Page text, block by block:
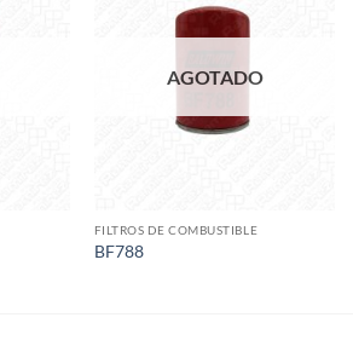
AGOTADO
FILTROS DE COMBUSTIBLE
BF788